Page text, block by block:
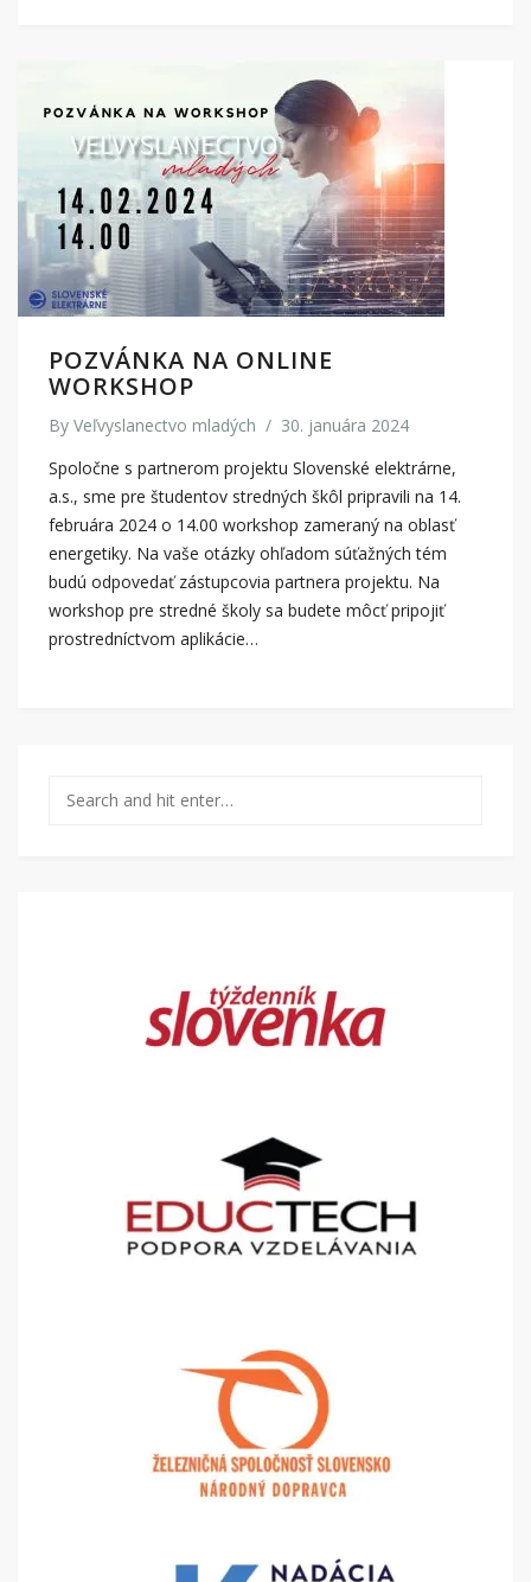
POZVÁNKA NA ONLINE
WORKSHOP
By Veľvyslanectvo mladých / 30. januára 2024
Spoločne s partnerom projektu Slovenské elektrárne,
a.s., sme pre študentov stredných škôl pripravili na 14.
februára 2024 o 14.00 workshop zameraný na oblasť
energetiky. Na vaše otázky ohľadom súťažných tém
budú odpovedať zástupcovia partnera projektu. Na
workshop pre stredné školy sa budete môcť pripojiť
prostredníctvom aplikácie…